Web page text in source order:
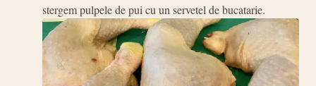
stergem pulpele de pui cu un servetel de bucatarie.